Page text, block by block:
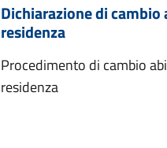
Dichiarazione di cambio
residenza
Procedimento di cambio
residenza